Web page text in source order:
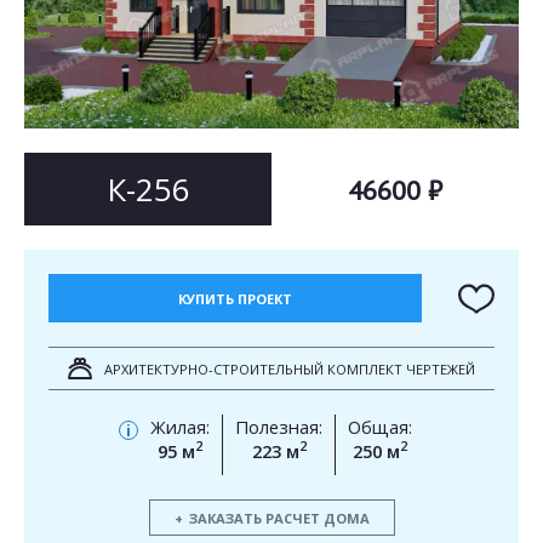
К-256 46600 ₽
КУПИТЬ ПРОЕКТ
АРХИТЕКТУРНО-СТРОИТЕЛЬНЫЙ КОМПЛЕКТ ЧЕРТЕЖЕЙ
i
Жилая:
95 м2
Полезная:
223 м2
Общая:
250 м2
ЗАКАЗАТЬ РАСЧЕТ ДОМА
Согласен на обработку персональных данных
ОТПРАВИТЬ
Согласен на обработку персональных данных
This site is protected by reCAPTCHA and the GooglePrivacy Policy andTerms of Service
apply.